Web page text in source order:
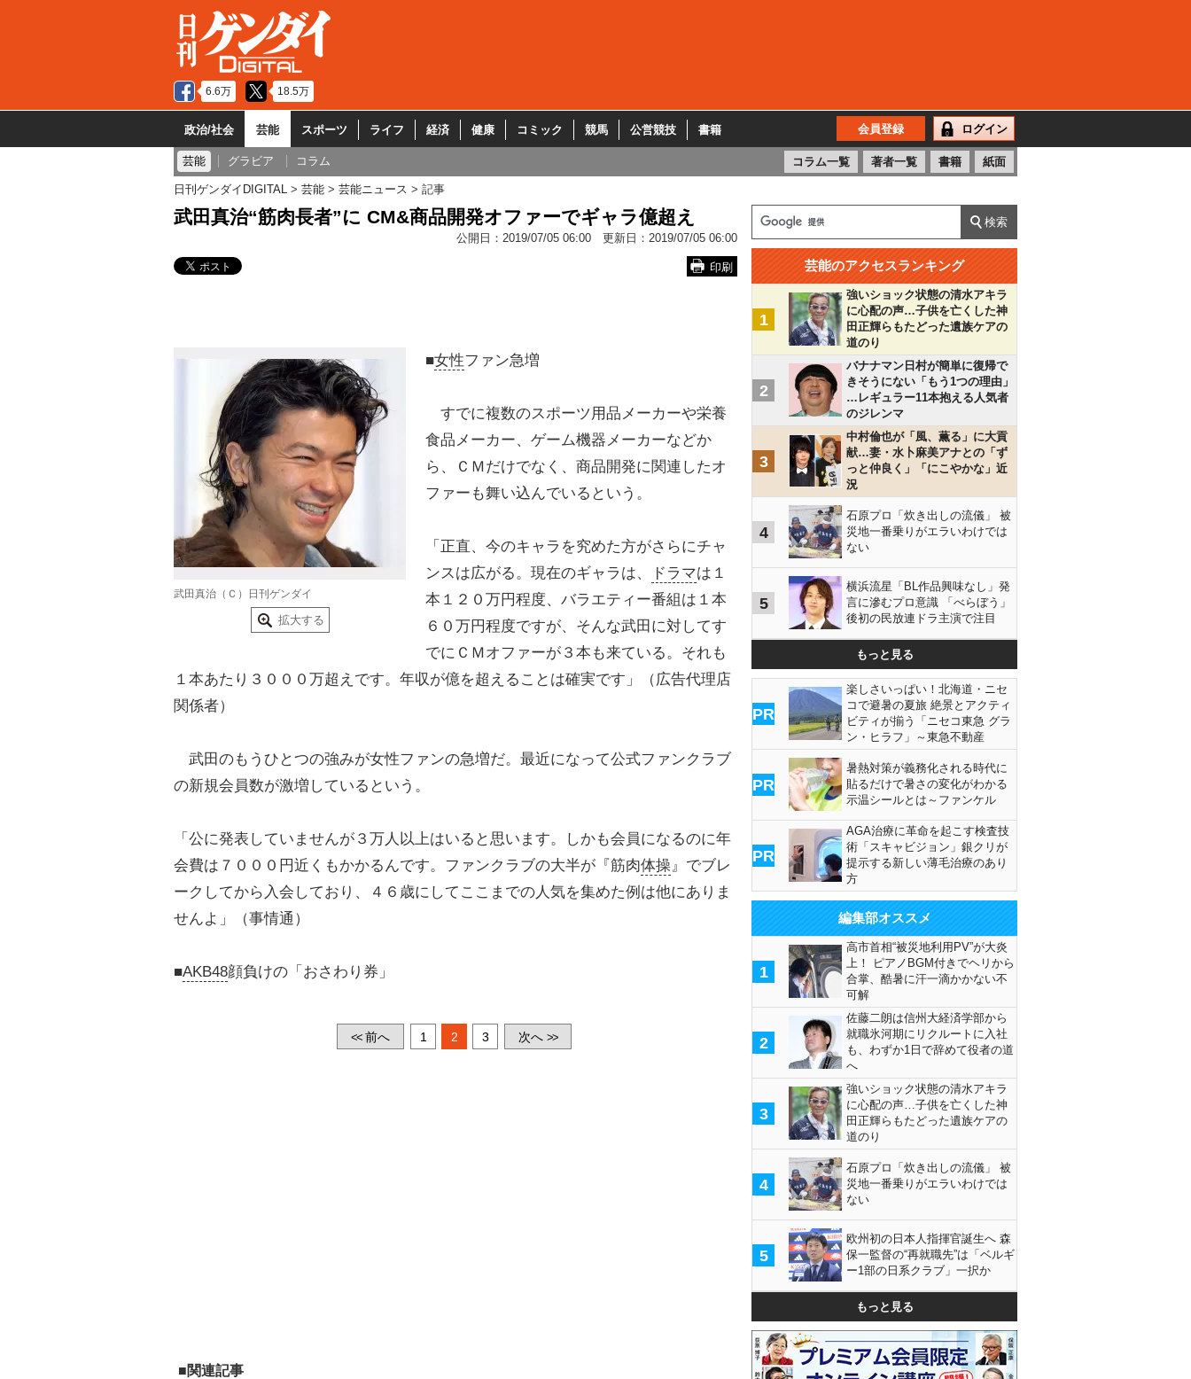
6.6万 18.5万
政治/社会 芸能 スポーツ ライフ 経済 健康 コミック 競馬 公営競技 書籍 会員登録 ログイン
芸能 グラビア コラム コラム一覧 著者一覧 書籍 紙面
日刊ゲンダイDIGITAL 芸能 芸能ニュース 記事
武田真治“筋肉長者”に CM&商品開発オファーでギャラ億超え
公開日： 2019/07/05 06:00 更新日： 2019/07/05 06:00
印刷
武田真治（Ｃ）日刊ゲンダイ
拡大する
■女性ファン急増
すでに複数のスポーツ用品メーカーや栄養
食品メーカー、ゲーム機器メーカーなどか
ら、ＣＭだけでなく、商品開発に関連したオ
ファーも舞い込んでいるという。
「正直、今のキャラを究めた方がさらにチャ
ンスは広がる。現在のギャラは、
ドラマは１
本１２０万円程度、バラエティー番組は１本
６０万円程度ですが、そんな武田に対してす
でにＣＭオファーが３本も来ている。それも
１本あたり３０００万超えです。年収が億を超えることは確実です」（広告代理店
関係者）
武田のもうひとつの強みが女性ファンの急増だ。最近になって公式ファンクラブ
の新規会員数が激増しているという。
「公に発表していませんが３万人以上はいると思います。しかも会員になるのに年
会費は７０００円近くもかかるんです。ファンクラブの大半が『筋肉体操』でブレ
ークしてから入会しており、４６歳にしてここまでの人気を集めた例は他にありま
せんよ」（事情通）
■AKB48顔負けの「おさわり券」
<<前へ 1 2 3 次へ >>
■関連記事
芸能のアクセスランキング
1
強いショック状態の清水アキラ
に心配の声…子供を亡くした神
田正輝らもたどった遺族ケアの
道のり
2
バナナマン日村が簡単に復帰で
きそうにない「もう1つの理由」
…レギュラー11本抱える人気者
のジレンマ
3
中村倫也が「風、薫る」に大貢
献…妻・水卜麻美アナとの「ず
っと仲良く」「にこやかな」近
況
4
石原プロ「炊き出しの流儀」 被
災地一番乗りがエラいわけでは
ない
5
横浜流星「BL作品興味なし」発
言に滲むプロ意識 「べらぼう」
後初の民放連ドラ主演で注目
もっと見る
PR
楽しさいっぱい！北海道・ニセ
コで避暑の夏旅 絶景とアクティ
ビティが揃う「ニセコ東急 グラ
ン・ヒラフ」～東急不動産
PR
暑熱対策が義務化される時代に
貼るだけで暑さの変化がわかる
示温シールとは～ファンケル
PR
AGA治療に革命を起こす検査技
術「スキャビジョン」銀クリが
提示する新しい薄毛治療のあり
方
編集部オススメ
1
高市首相“被災地利用PV”が大炎
上！ ピアノBGM付きでヘリから
合掌、酷暑に汗一滴かかない不
可解
2
佐藤二朗は信州大経済学部から
就職氷河期にリクルートに入社
も、わずか1日で辞めて役者の道
へ
3
強いショック状態の清水アキラ
に心配の声…子供を亡くした神
田正輝らもたどった遺族ケアの
道のり
4
石原プロ「炊き出しの流儀」 被
災地一番乗りがエラいわけでは
ない
5
欧州初の日本人指揮官誕生へ 森
保一監督の“再就職先”は「ベルギ
ー1部の日系クラブ」一択か
もっと見る